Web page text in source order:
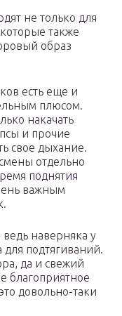
не только для
также
образ
есть еще и
плюсом.
накачать
и прочие
свое дыхание.
отдельно
поднятия
важным
наверняка у
подтягиваний.
да и свежий
благоприятное
довольно-таки